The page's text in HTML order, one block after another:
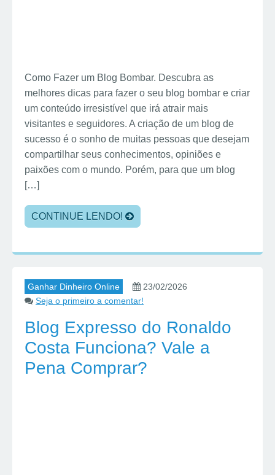
Como Fazer um Blog Bombar. Descubra as
melhores dicas para fazer o seu blog bombar e criar
um conteúdo irresistível que irá atrair mais
visitantes e seguidores. A criação de um blog de
sucesso é o sonho de muitas pessoas que desejam
compartilhar seus conhecimentos, opiniões e
paixões com o mundo. Porém, para que um blog
[…]
CONTINUE LENDO!
Ganhar Dinheiro Online
23/02/2026
Seja o primeiro a comentar!
Blog Expresso do Ronaldo
Costa Funciona? Vale a
Pena Comprar?